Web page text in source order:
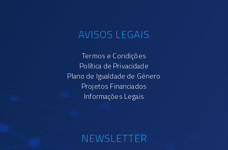
AVISOS LEGAIS
Termos e Condições
Política de Privacidade
Plano de Igualdade de Género
Projetos Financiados
Informações Legais
NEWSLETTER